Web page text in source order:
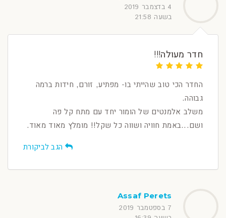
4 בדצמבר 2019
בשעה 21:58
חדר מעולה!!!
החדר הכי טוב שהייתי בו- מפתיע, זורם, חידות ברמה
גבוהה.
משלב אלמנטים של הומור יחד עם מתח קל פה
ושם...באמת חוויה ושווה כל שקל!! מומלץ מאוד מאוד.
הגב לביקורת
Assaf Perets
7 בספטמבר 2019